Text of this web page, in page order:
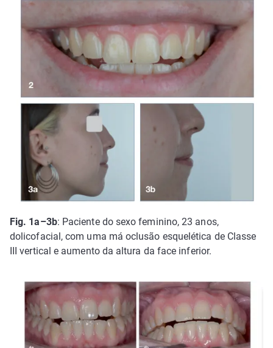
Fig. 1a–3b: Paciente do sexo feminino, 23 anos,
dolicofacial, com uma má oclusão esquelética de Classe
III vertical e aumento da altura da face inferior.